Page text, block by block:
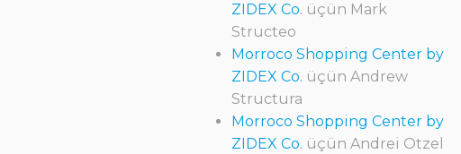
ZIDEX Co. üçün Mark
Structeo
Morroco Shopping Center by
ZIDEX Co. üçün Andrew
Structura
Morroco Shopping Center by
ZIDEX Co. üçün Andrei Otzel